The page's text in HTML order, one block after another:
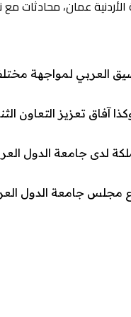
عمان، محادثات مع
العربي لمواجهة
آفاق تعزيز التعاون
لدى جامعة الدول
مجلس جامعة الدول